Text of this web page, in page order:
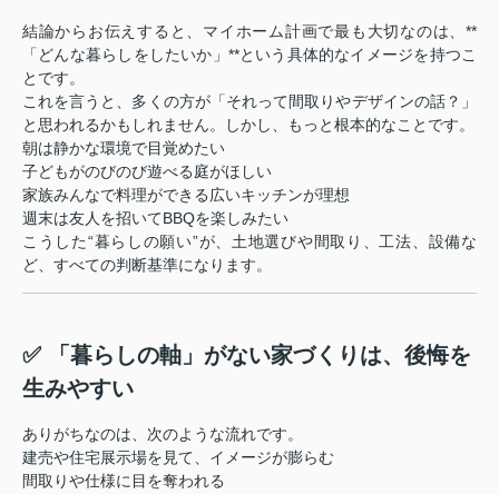
結論からお伝えすると、マイホーム計画で最も大切なのは、**
「どんな暮らしをしたいか」**という具体的なイメージを持つこ
とです。
これを言うと、多くの方が「それって間取りやデザインの話？」
と思われるかもしれません。しかし、もっと根本的なことです。
朝は静かな環境で目覚めたい
子どもがのびのび遊べる庭がほしい
家族みんなで料理ができる広いキッチンが理想
週末は友人を招いてBBQを楽しみたい
こうした“暮らしの願い”が、土地選びや間取り、工法、設備な
ど、すべての判断基準になります。
✅ 「暮らしの軸」がない家づくりは、後悔を
生みやすい
ありがちなのは、次のような流れです。
建売や住宅展示場を見て、イメージが膨らむ
間取りや仕様に目を奪われる